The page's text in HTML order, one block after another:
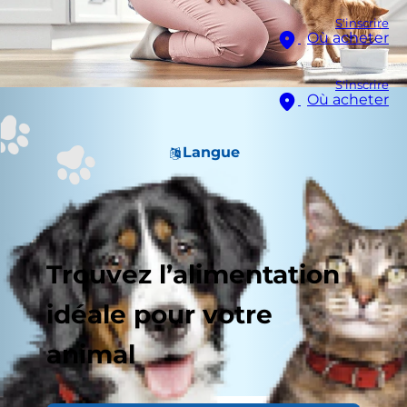
S'inscrire
Où acheter
S'inscrire
Où acheter
Langue
Trouvez l’alimentation
idéale pour votre
animal